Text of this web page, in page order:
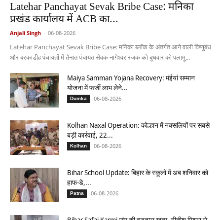
Latehar Panchayat Sevak Bribe Case: मनिका
प्रखंड कार्यालय में ACB का...
Anjali Singh - 06-08-2026
Latehar Panchayat Sevak Bribe Case: मनिका ब्लॉक के अंतर्गत आने वाली विष्णुबंध
और बरकाडीह पंचायतों में तैनात पंचायत सेवक नागेश्वर रजक को बुधवार को पलामू...
Maiya Samman Yojana Recovery: मंईयां सम्मान
योजना में फर्जी लाभ लेने...
Dumka 06-08-2026
Kolhan Naxal Operation: कोल्हान में नक्सलियों पर सबसे
बड़ी कार्रवाई, 22...
Kolhan 06-08-2026
Bihar School Update: बिहार के स्कूलों में अब शनिवार को
हाफ-डे,...
Patna 06-08-2026